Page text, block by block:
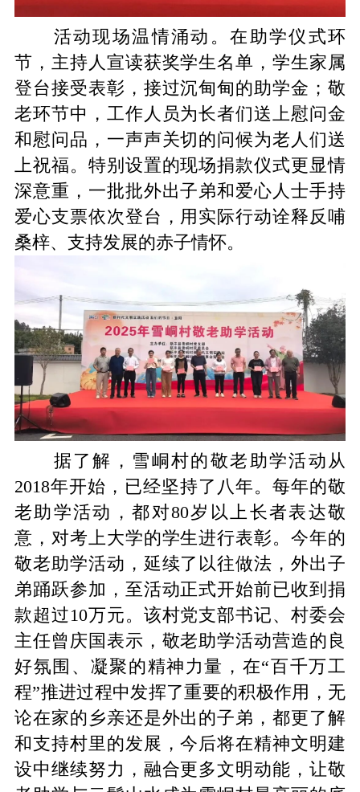
活动现场温情涌动。在助学仪式环
节，主持人宣读获奖学生名单，学生家属
登台接受表彰，接过沉甸甸的助学金；敬
老环节中，工作人员为长者们送上慰问金
和慰问品，一声声关切的问候为老人们送
上祝福。特别设置的现场捐款仪式更显情
深意重，一批批外出子弟和爱心人士手持
爱心支票依次登台，用实际行动诠释反哺
桑梓、支持发展的赤子情怀。
据了解，雪峒村的敬老助学活动从
2018年开始，已经坚持了八年。每年的敬
老助学活动，都对80岁以上长者表达敬
意，对考上大学的学生进行表彰。今年的
敬老助学活动，延续了以往做法，外出子
弟踊跃参加，至活动正式开始前已收到捐
款超过10万元。该村党支部书记、村委会
主任曾庆国表示，敬老助学活动营造的良
好氛围、凝聚的精神力量，在“百千万工
程”推进过程中发挥了重要的积极作用，无
论在家的乡亲还是外出的子弟，都更了解
和支持村里的发展，今后将在精神文明建
设中继续努力，融合更多文明动能，让敬